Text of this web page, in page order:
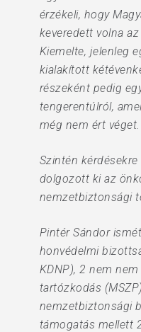
érzékeli, hogy
keveredett volna
Kiemelte, jelenleg
kialakított
részeként pedig
tengerentúlról,
még nem ért véget.
Szintén
dolgozott ki az
nemzetbiztonsági
Pintér Sándor
honvédelmi
KDNP), 2 nem
tartózkodás
nemzetbiztonsági
támogatás mellett